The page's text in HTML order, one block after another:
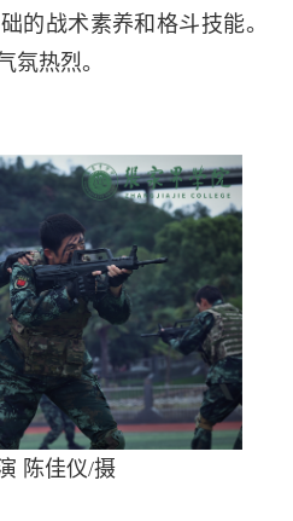
的战术素养和格斗技能。
氛热烈。
陈佳仪/摄